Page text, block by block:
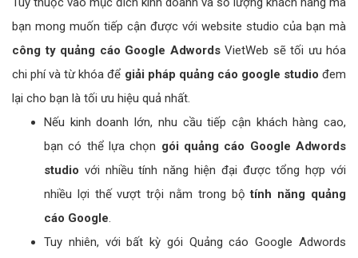
bạn mong muốn tiếp cận được với website studio của bạn mà
công ty quảng cáo Google AdwordsVietWeb sẽ tối ưu hóa
chi phí và từ khóa để giải pháp quảng cáo google studio đem
lại cho bạn là tối ưu hiệu quả nhất.
Nếu kinh doanh lớn, nhu cầu tiếp cận khách hàng cao,
bạn có thể lựa chọn gói quảng cáo Google Adwords
studio với nhiều tính năng hiện đại được tổng hợp với
nhiều lợi thế vượt trội nằm trong bộtính năng quảng
cáo Google.
Tuy nhiên, với bất kỳ gói Quảng cáo Google Adwords